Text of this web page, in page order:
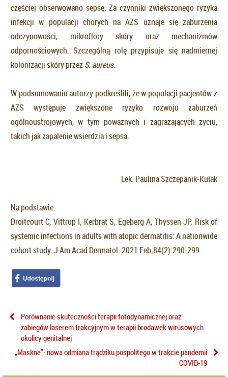
częściej obserwowano sepsę. Za czynniki zwiększonego ryzyka
infekcji w populacji chorych na AZS uznaje się zaburzenia
odczynowości, mikroflory skóry oraz mechanizmów
odpornościowych. Szczególną rolę przypisuje się nadmiernej
kolonizacji skóry przezS. aureus.
W podsumowaniu autorzy podkreślili, że w populacji pacjentów z
AZS występuje zwiększone ryzyko rozwoju zaburzeń
ogólnoustrojowych, w tym poważnych i zagrażających życiu,
takich jak zapalenie wsierdzia i sepsa.
Lek. Paulina Szczepanik-Kułak
Na podstawie:
Droitcourt C, Vittrup I, Kerbrat S, Egeberg A, Thyssen JP. Risk of
systemic infections in adults with atopic dermatitis: A nationwide
cohort study. J Am Acad Dermatol. 2021 Feb;84(2):290-299.
Porównanie skuteczności terapii fotodynamicznej oraz
zabiegów laserem frakcyjnym w terapii brodawek wirusowych
okolicy genitalnej
„Maskne”- nowa odmiana trądziku pospolitego w trakcie pandemii
COVID-19